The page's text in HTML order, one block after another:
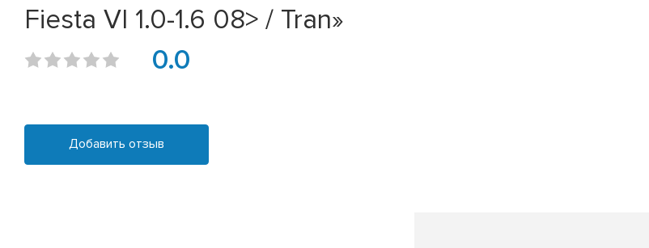
Fiesta VI 1.0-1.6 08> / Tran»
0.0
Добавить отзыв